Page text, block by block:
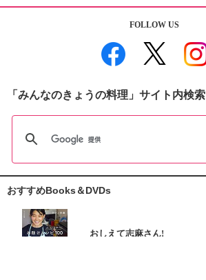
FOLLOW US
「みんなのきょうの料理」サイト内検索
おすすめBooks＆DVDs
おしえて志麻さん!